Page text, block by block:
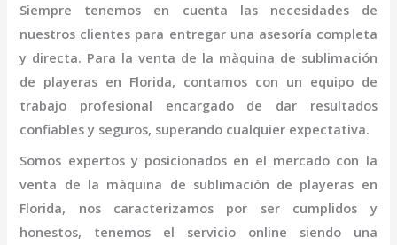
Siempre tenemos en cuenta las necesidades de
nuestros clientes para entregar una asesoría completa
y directa. Para la venta de la màquina de sublimación
de playeras en Florida, contamos con un equipo de
trabajo profesional encargado de dar resultados
confiables y seguros, superando cualquier expectativa.
Somos expertos y posicionados en el mercado con la
venta de la màquina de sublimación de playeras en
Florida, nos caracterizamos por ser cumplidos y
honestos, tenemos el servicio online siendo una